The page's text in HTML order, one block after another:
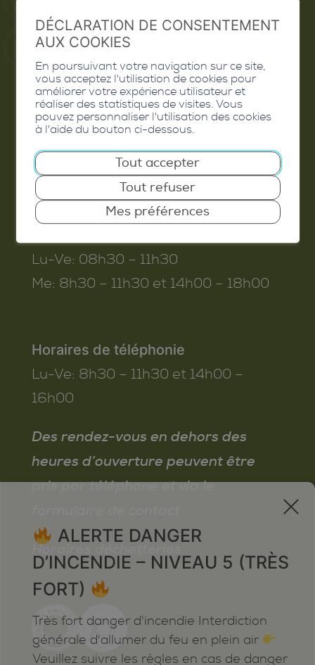
Commune de Conthey
Route de Savoie 54
1975 St-Séverin
info@conthey.ch
Lu-Ve: 08h30 – 11h30
Me: 8h30 – 11h30 et 14h00 – 18h00
Horaires de téléphonie
Lu-Ve: 8h30 – 11h30 et 14h00 –
16h00
Des rendez-vous en dehors des
heures d’ouverture peuvent être
pris par téléphone et via le
Horaires déchetteries
x
ALERTE DANGER
D’INCENDIE – NIVEAU 5 (TRÈS
FORT)
Très fort danger d'incendie Interdiction
générale d'allumer du feu en plein air
Veuillez suivre les règles en cas de danger
DÉCLARATION DE CONSENTEMENT
AUX COOKIES
En poursuivant votre navigation sur ce site,
vous acceptez l'utilisation de cookies pour
améliorer votre expérience utilisateur et
réaliser des statistiques de visites. Vous
pouvez personnaliser l'utilisation des cookies
à l'aide du bouton ci-dessous.
Tout accepter
Tout refuser
Mes préférences